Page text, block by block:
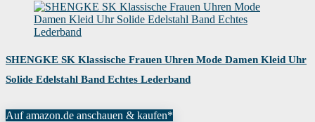
SHENGKE SK Klassische Frauen Uhren Mode Damen Kleid Uhr
Solide Edelstahl Band Echtes Lederband
Auf amazon.de anschauen & kaufen*